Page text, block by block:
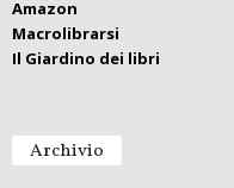
Amazon
Macrolibrarsi
Il Giardino dei libri
Archivio